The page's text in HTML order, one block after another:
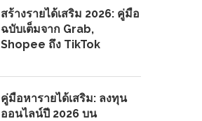
สร้างรายได้เสริม 2026: คู่มือ
ฉบับเต็มจาก Grab,
Shopee ถึง TikTok
คู่มือหารายได้เสริม: ลงทุน
ออนไลน์ปี 2026 บน